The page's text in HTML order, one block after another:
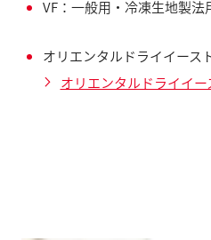
VF：一般用・冷凍生地製法
オリエンタルドライイース
オリエンタルドライイ